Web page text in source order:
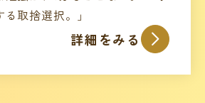
取捨選択。」
詳細をみる